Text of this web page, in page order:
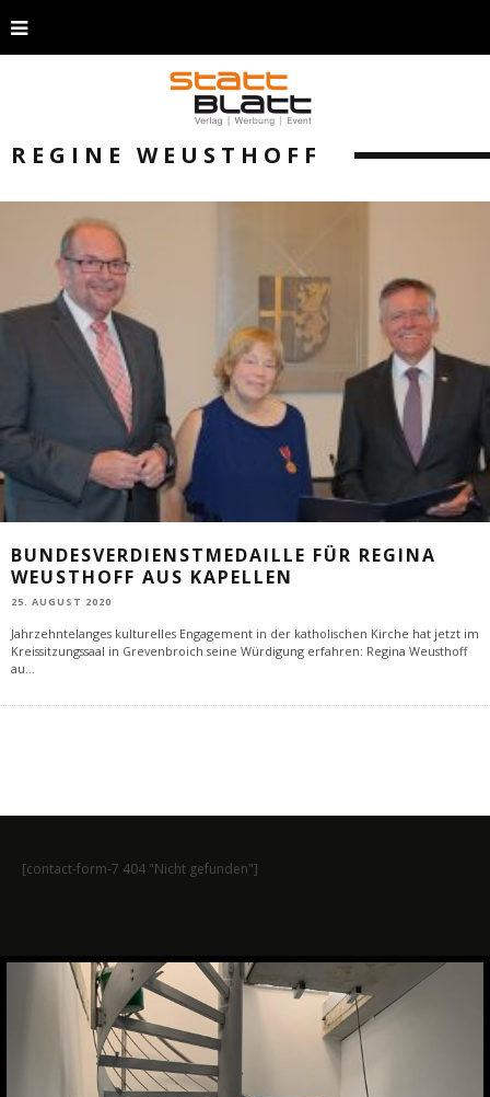
REGINE WEUSTHOFF
BUNDESVERDIENSTMEDAILLE FÜR REGINA
WEUSTHOFF AUS KAPELLEN
25. AUGUST 2020
Jahrzehntelanges kulturelles Engagement in der katholischen Kirche hat jetzt im
Kreissitzungssaal in Grevenbroich seine Würdigung erfahren: Regina Weusthoff
au...
[contact-form-7 404 "Nicht gefunden"]